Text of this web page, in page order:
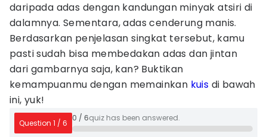
daripada adas dengan kandungan minyak atsiri di
dalamnya. Sementara, adas cenderung manis.
Berdasarkan penjelasan singkat tersebut, kamu
pasti sudah bisa membedakan adas dan jintan
dari gambarnya saja, kan? Buktikan
kemampuanmu dengan memainkan kuis di bawah
ini, yuk!
Question 1 / 6
0 / 6quiz has been answered.